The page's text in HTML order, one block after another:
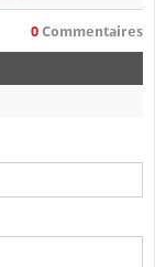
0 Commentaires